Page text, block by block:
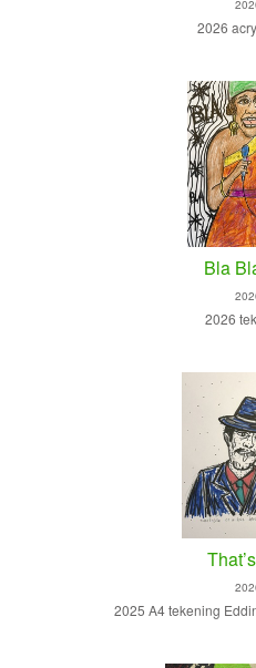
2026
Bla
2026
2025 A4 tekening